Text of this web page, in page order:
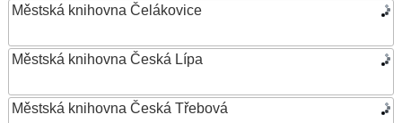
Městská knihovna Čelákovice
Městská knihovna Česká Lípa
Městská knihovna Česká Třebová